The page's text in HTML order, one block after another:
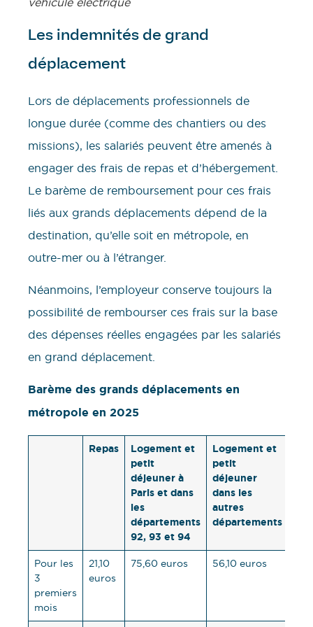
Les indemnités de grand
déplacement
Lors de déplacements professionnels de
longue durée (comme des chantiers ou des
missions), les salariés peuvent être amenés à
engager des frais de repas et d’hébergement.
Le barème de remboursement pour ces frais
liés aux grands déplacements dépend de la
destination, qu’elle soit en métropole, en
outre-mer ou à l’étranger.
Néanmoins, l’employeur conserve toujours la
possibilité de rembourser ces frais sur la base
des dépenses réelles engagées par les salariés
en grand déplacement.
Barème des grands déplacements en
métropole en 2025
Repas
Logement et
petit
déjeuner à
Paris et dans
les
départements
92, 93 et 94
Logement et
petit
déjeuner
dans les
autres
départements
Pour les
3
premiers
mois
21,10
euros
75,60 euros 56,10 euros